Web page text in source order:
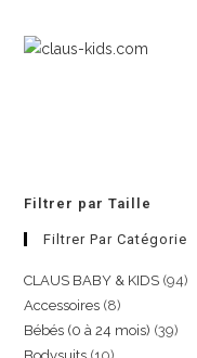
Filtrer par Taille
Filtrer Par Catégorie
CLAUS BABY & KIDS 94
Accessoires 8
Bébés (0 à 24 mois) 39